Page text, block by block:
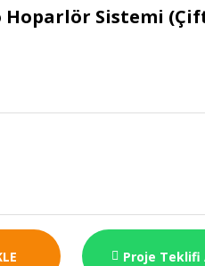
Hoparlör Sistemi
Proje Teklifi